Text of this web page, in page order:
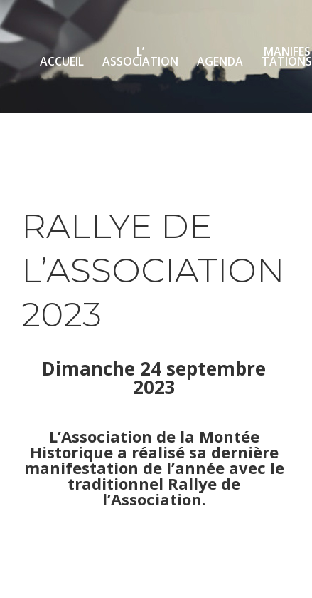
ACCUEIL
L’
ASSOCIATION AGENDA
MANIFES
TATIONS
RALLYE DE
L’ASSOCIATION
2023
Dimanche 24 septembre
2023
L’Association de la Montée
Historique a réalisé sa dernière
manifestation de l’année avec le
traditionnel Rallye de
l’Association.